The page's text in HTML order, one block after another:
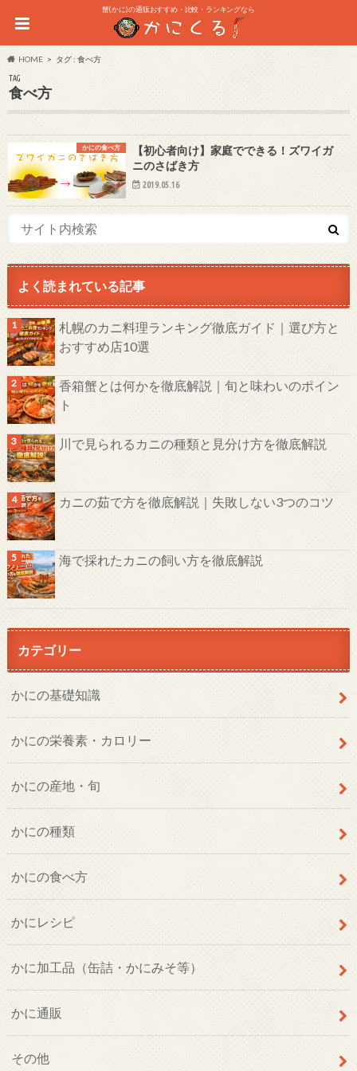
蟹(かに)の通販おすすめ・比較・ランキングなら
HOME タグ : 食べ方
TAG
食べ方
かにの食べ方
【初心者向け】家庭でできる！ズワイガ
ニのさばき方
2019.05.16
よく読まれている記事
札幌のカニ料理ランキング徹底ガイド｜選び方と
おすすめ店10選
香箱蟹とは何かを徹底解説｜旬と味わいのポイン
ト
川で見られるカニの種類と見分け方を徹底解説
カニの茹で方を徹底解説｜失敗しない3つのコツ
海で採れたカニの飼い方を徹底解説
カテゴリー
かにの基礎知識
かにの栄養素・カロリー
かにの産地・旬
かにの種類
かにの食べ方
かにレシピ
かに加工品（缶詰・かにみそ等）
かに通販
その他